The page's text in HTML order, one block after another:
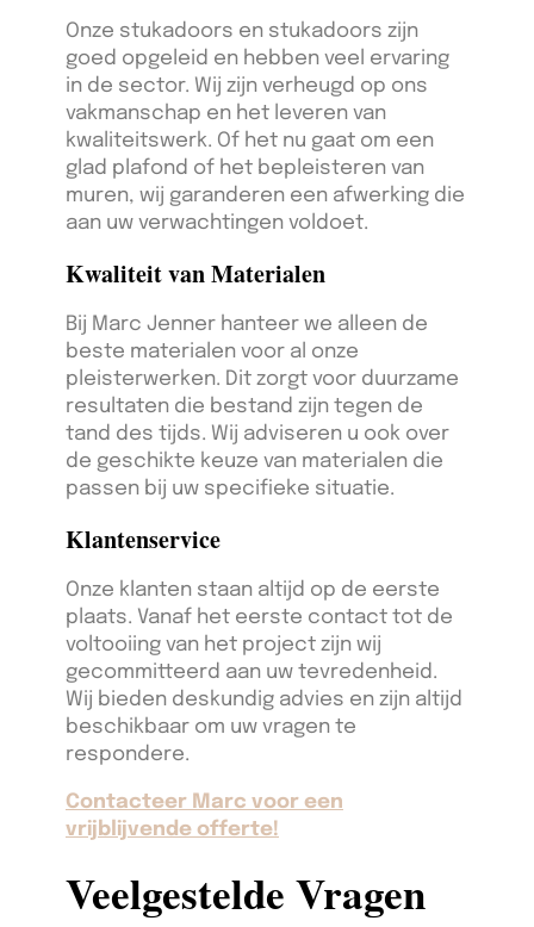
Onze stukadoors en stukadoors zijn
goed opgeleid en hebben veel ervaring
in de sector. Wij zijn verheugd op ons
vakmanschap en het leveren van
kwaliteitswerk. Of het nu gaat om een
glad plafond of het bepleisteren van
muren, wij garanderen een afwerking die
aan uw verwachtingen voldoet.
Kwaliteit van Materialen
Bij Marc Jenner hanteer we alleen de
beste materialen voor al onze
pleisterwerken. Dit zorgt voor duurzame
resultaten die bestand zijn tegen de
tand des tijds. Wij adviseren u ook over
de geschikte keuze van materialen die
passen bij uw specifieke situatie.
Klantenservice
Onze klanten staan altijd op de eerste
plaats. Vanaf het eerste contact tot de
voltooiing van het project zijn wij
gecommitteerd aan uw tevredenheid.
Wij bieden deskundig advies en zijn altijd
beschikbaar om uw vragen te
respondere.
Contacteer Marc voor een
vrijblijvende offerte!
Veelgestelde Vragen